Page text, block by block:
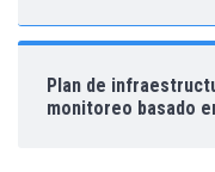
Plan de
monitoreo basado